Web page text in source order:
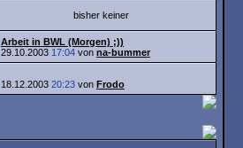
bisher keiner
Arbeit in BWL (Morgen) ;))
29.10.2003 17:04 von na-bummer
18.12.2003 20:23 von Frodo